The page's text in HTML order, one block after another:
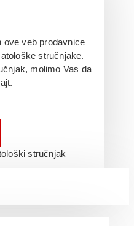
ove veb prodavnice
stručnjake.
molimo Vas da
stručnjak